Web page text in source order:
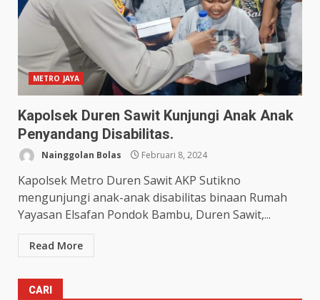
METRO JAYA
Kapolsek Duren Sawit Kunjungi Anak Anak
Penyandang Disabilitas.
Nainggolan Bolas Februari 8, 2024
Kapolsek Metro Duren Sawit AKP Sutikno
mengunjungi anak-anak disabilitas binaan Rumah
Yayasan Elsafan Pondok Bambu, Duren Sawit,...
Read More
CARI